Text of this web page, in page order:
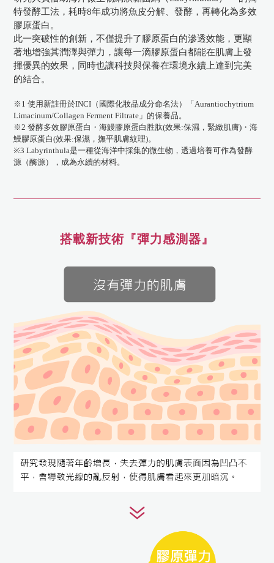
特發酵工法，耗時8年成功將魚皮分解、發酵，再轉化為多效
膠原蛋白。
此一突破性的創新，不僅提升了膠原蛋白的滲透效能，更顯
著地增強其潤澤與彈力，讓每一滴膠原蛋白都能在肌膚上發
揮優異的效果，同時也讓科技與保養在環境永續上達到完美
的結合。
※1 使用新註冊於INCI（國際化妝品成分命名法）「Aurantiochytrium
Limacinum/Collagen Ferment Filtrate」的保養品。
※2 發酵多效膠原蛋白・海鰻膠原蛋白胜肽(效果:保濕，緊緻肌膚)・海
鰻膠原蛋白(效果:保濕，撫平肌膚紋理)。
※3 Labyrinthula是一種從海洋中採集的微生物，透過培養可作為發酵
源（酶源），成為永續的材料。
搭載新技術『彈力感測器』